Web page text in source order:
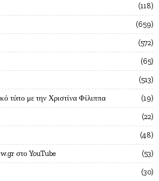
118
659
572
65
513
τύπο με την Χριστίνα Φίλιππα 19
22
48
στο YouTube 53
30